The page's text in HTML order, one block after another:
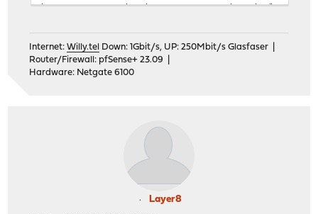
│ UBNT │ │
│EdgeSwitch 8 XP │ │ ║ 2 x
│ │ │ ║ 1 x OpenVPN Road
│ (Nur VoIP) ├───────┤ │
│ │ │ ┌─┴──────────────┐
└────────────────┘ │ │
┌────────────────┐ │ │ USW-Flex-XG
│UniFi Cloud Key ├───────┤
Internet:Willy.tel
Down: 1Gbit/s, UP: 250Mbit/s Glasfaser |
Router/Firewall: pfSense+ 23.09 |
Hardware: Netgate 6100
Layer8